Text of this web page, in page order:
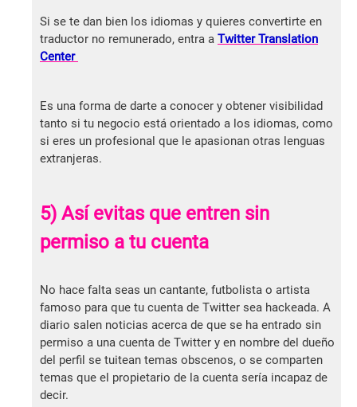
Si se te dan bien los idiomas y quieres convertirte en
traductor no remunerado, entra a Twitter Translation
Center
Es una forma de darte a conocer y obtener visibilidad
tanto si tu negocio está orientado a los idiomas, como
si eres un profesional que le apasionan otras lenguas
extranjeras.
5) Así evitas que entren sin
permiso a tu cuenta
No hace falta seas un cantante, futbolista o artista
famoso para que tu cuenta de Twitter sea hackeada. A
diario salen noticias acerca de que se ha entrado sin
permiso a una cuenta de Twitter y en nombre del dueño
del perfil se tuitean temas obscenos, o se comparten
temas que el propietario de la cuenta sería incapaz de
decir.